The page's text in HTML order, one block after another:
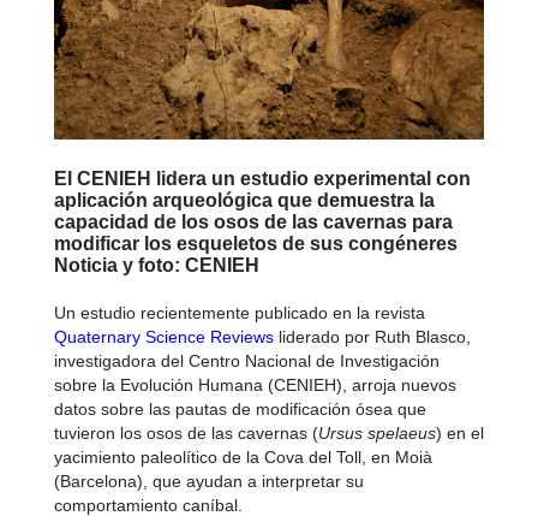
El CENIEH lidera un estudio experimental con
aplicación arqueológica que demuestra la
capacidad de los osos de las cavernas para
modificar los esqueletos de sus congéneres
Noticia y foto: CENIEH
Un estudio recientemente publicado en la revista
Quaternary Science Reviewsliderado por Ruth Blasco,
investigadora del Centro Nacional de Investigación
sobre la Evolución Humana (CENIEH), arroja nuevos
datos sobre las pautas de modificación ósea que
tuvieron los osos de las cavernas (Ursus spelaeus) en el
yacimiento paleolítico de la Cova del Toll, en Moià
(Barcelona), que ayudan a interpretar su
comportamiento caníbal.